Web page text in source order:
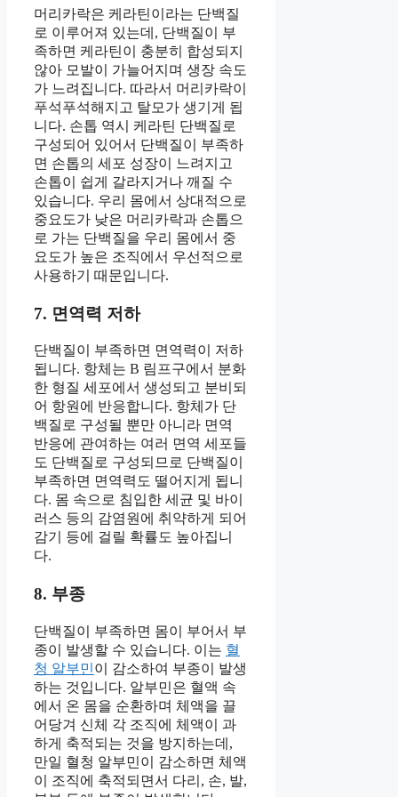
머리카락은 케라틴이라는 단백질
로 이루어져 있는데, 단백질이 부
족하면 케라틴이 충분히 합성되지
않아 모발이 가늘어지며 생장 속도
가 느려집니다. 따라서 머리카락이
푸석푸석해지고 탈모가 생기게 됩
니다. 손톱 역시 케라틴 단백질로
구성되어 있어서 단백질이 부족하
면 손톱의 세포 성장이 느려지고
손톱이 쉽게 갈라지거나 깨질 수
있습니다. 우리 몸에서 상대적으로
중요도가 낮은 머리카락과 손톱으
로 가는 단백질을 우리 몸에서 중
요도가 높은 조직에서 우선적으로
사용하기 때문입니다.
7. 면역력 저하
단백질이 부족하면 면역력이 저하
됩니다. 항체는 B 림프구에서 분화
한 형질 세포에서 생성되고 분비되
어 항원에 반응합니다. 항체가 단
백질로 구성될 뿐만 아니라 면역
반응에 관여하는 여러 면역 세포들
도 단백질로 구성되므로 단백질이
부족하면 면역력도 떨어지게 됩니
다. 몸 속으로 침입한 세균 및 바이
러스 등의 감염원에 취약하게 되어
감기 등에 걸릴 확률도 높아집니
다.
8. 부종
단백질이 부족하면 몸이 부어서 부
종이 발생할 수 있습니다. 이는 혈
청 알부민이 감소하여 부종이 발생
하는 것입니다. 알부민은 혈액 속
에서 온 몸을 순환하며 체액을 끌
어당겨 신체 각 조직에 체액이 과
하게 축적되는 것을 방지하는데,
만일 혈청 알부민이 감소하면 체액
이 조직에 축적되면서 다리, 손, 발,